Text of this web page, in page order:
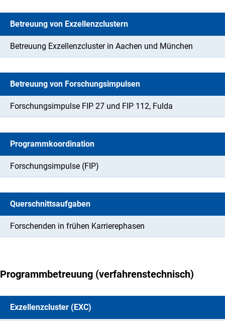
Betreuung von Exzellenzclustern
Betreuung Exzellenzcluster in Aachen und München
Betreuung von Forschungsimpulsen
Forschungsimpulse FIP 27 und FIP 112, Fulda
Programmkoordination
Forschungsimpulse (FIP)
Querschnittsaufgaben
Forschenden in frühen Karrierephasen
Programmbetreuung (verfahrenstechnisch)
Exzellenzcluster (EXC)